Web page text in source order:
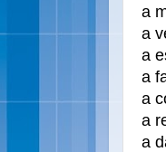
a
a
a
a
a
a
a